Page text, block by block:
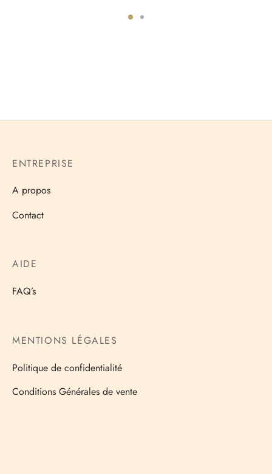
ENTREPRISE
A propos
Contact
AIDE
FAQ’s
MENTIONS LÉGALES
Politique de confidentialité
Conditions Générales de vente